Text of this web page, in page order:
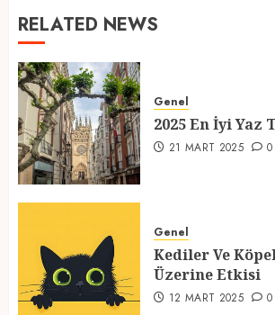
RELATED NEWS
Genel
2025 En İyi
21 MART 2025 0
Genel
Kediler Ve
Üzerine Etkisi
12 MART 2025 0